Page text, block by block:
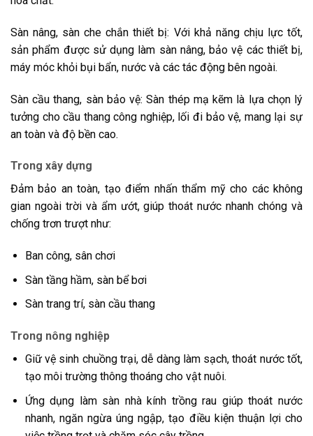
Sàn nâng, sàn che chắn thiết bị: Với khả năng chịu lực tốt,
sản phẩm được sử dụng làm sàn nâng, bảo vệ các thiết bị,
máy móc khỏi bụi bẩn, nước và các tác động bên ngoài.
Sàn cầu thang, sàn bảo vệ: Sàn thép mạ kẽm là lựa chọn lý
tưởng cho cầu thang công nghiệp, lối đi bảo vệ, mang lại sự
an toàn và độ bền cao.
Trong xây dựng
Đảm bảo an toàn, tạo điểm nhấn thẩm mỹ cho các không
gian ngoài trời và ẩm ướt, giúp thoát nước nhanh chóng và
chống trơn trượt như:
Ban công, sân chơi
Sàn tầng hầm, sàn bể bơi
Sàn trang trí, sàn cầu thang
Trong nông nghiệp
Giữ vệ sinh chuồng trại, dễ dàng làm sạch, thoát nước tốt,
tạo môi trường thông thoáng cho vật nuôi.
Ứng dụng làm sàn nhà kính trồng rau giúp thoát nước
nhanh, ngăn ngừa úng ngập, tạo điều kiện thuận lợi cho